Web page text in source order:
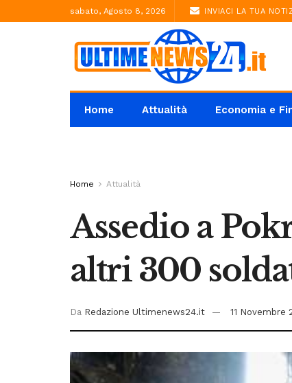
sabato, Agosto 8, 2026 INVIACI LA TUA
Home Attualità Economia e
Home Attualità
Assedio a
altri 300
Da Redazione Ultimenews24.it 11 Novembre